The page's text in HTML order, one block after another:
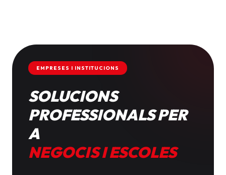
EMPRESES I INSTITUCIONS
SOLUCIONS
PROFESSIONALS PER
A
NEGOCIS I ESCOLES